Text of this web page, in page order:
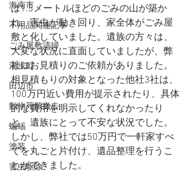
海南市
不用品関連記事
ごみ屋敷清掃
湯浅町
田辺市
動物死骸撤去
蝙蝠
塗装
害虫駆除
は1.5メートルほどのごみの山が築か
れ、害虫が動き回り、家全体がごみ屋
敷と化していました。遺族の方々は、
大変な状況に直面していましたが、弊
社にお見積りのご依頼がありました。
相見積もりの対象となった他社3社は、
100万円近い費用が提示されたり、具体
的な費用を明示してくれなかったり
と、遺族にとって不安な状況でした。
しかし、弊社では50万円で一軒家すべ
てを丸ごと片付け、遺品整理を行うこ
とができました。